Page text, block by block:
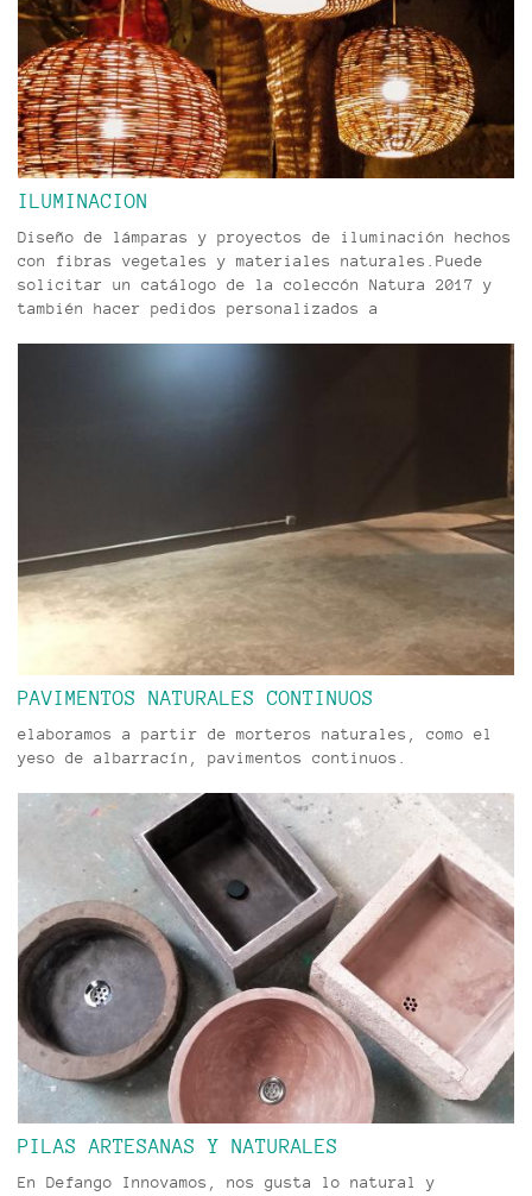
ILUMINACION
Diseño de lámparas y proyectos de iluminación hechos
con fibras vegetales y materiales naturales.Puede
solicitar un catálogo de la coleccón Natura 2017 y
también hacer pedidos personalizados a
PAVIMENTOS NATURALES CONTINUOS
elaboramos a partir de morteros naturales, como el
yeso de albarracín, pavimentos continuos.
PILAS ARTESANAS Y NATURALES
En Defango Innovamos, nos gusta lo natural y